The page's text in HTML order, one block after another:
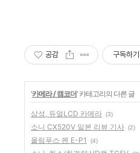
공감 구독하기
'카메라 / 캠코더' 카테고리의 다른 글
삼성, 듀얼LCD 카메라 (3)
소니 CX520V 일본 리뷰 기사 (2)
올림푸스 펜 E-P1 (4)